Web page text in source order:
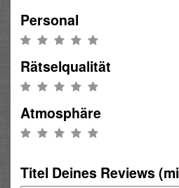
Personal
Rätselqualität
Atmosphäre
Titel Deines Reviews